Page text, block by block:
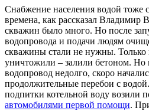
Снабжение населения водой тоже
времена, как рассказал Владимир
скважин было много. Но после
водопровода и подачи людям
скважины стали не нужны. Только
уничтожили – залили бетоном. Но
водопровод недолго, скоро
продолжительные перебои с
подпитки котельной воду
автомобилями первой помощи.